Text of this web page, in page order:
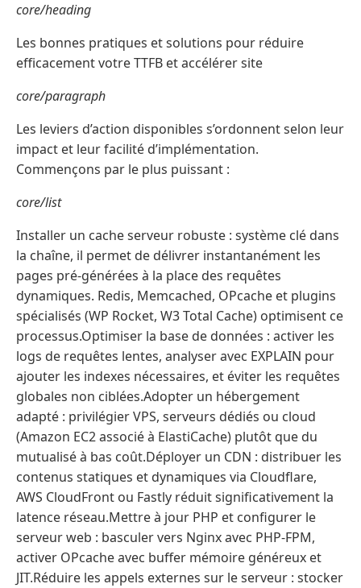
core/heading
Les bonnes pratiques et solutions pour réduire
efficacement votre TTFB et accélérer site
core/paragraph
Les leviers d’action disponibles s’ordonnent selon leur
impact et leur facilité d’implémentation.
Commençons par le plus puissant :
core/list
Installer un cache serveur robuste : système clé dans
la chaîne, il permet de délivrer instantanément les
pages pré-générées à la place des requêtes
dynamiques. Redis, Memcached, OPcache et plugins
spécialisés (WP Rocket, W3 Total Cache) optimisent ce
processus.Optimiser la base de données : activer les
logs de requêtes lentes, analyser avec EXPLAIN pour
ajouter les indexes nécessaires, et éviter les requêtes
globales non ciblées.Adopter un hébergement
adapté : privilégier VPS, serveurs dédiés ou cloud
(Amazon EC2 associé à ElastiCache) plutôt que du
mutualisé à bas coût.Déployer un CDN : distribuer les
contenus statiques et dynamiques via Cloudflare,
AWS CloudFront ou Fastly réduit significativement la
latence réseau.Mettre à jour PHP et configurer le
serveur web : basculer vers Nginx avec PHP-FPM,
activer OPcache avec buffer mémoire généreux et
JIT.Réduire les appels externes sur le serveur : stocker